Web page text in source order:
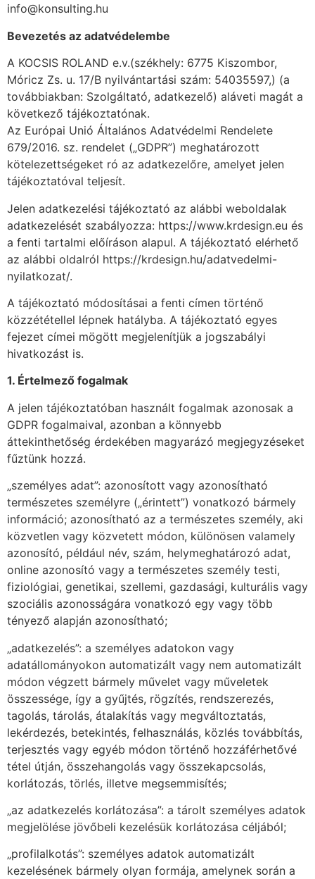
info@konsulting.hu
Bevezetés az adatvédelembe
A KOCSIS ROLAND e.v.(székhely: 6775 Kiszombor,
Móricz Zs. u. 17/B nyilvántartási szám: 54035597,) (a
továbbiakban: Szolgáltató, adatkezelő) aláveti magát a
következő tájékoztatónak.
Az Európai Unió Általános Adatvédelmi Rendelete
679/2016. sz. rendelet („GDPR”) meghatározott
kötelezettségeket ró az adatkezelőre, amelyet jelen
tájékoztatóval teljesít.
Jelen adatkezelési tájékoztató az alábbi weboldalak
adatkezelését szabályozza: https://www.krdesign.eu és
a fenti tartalmi előíráson alapul. A tájékoztató elérhető
az alábbi oldalról https://krdesign.hu/adatvedelmi-
nyilatkozat/.
A tájékoztató módosításai a fenti címen történő
közzététellel lépnek hatályba. A tájékoztató egyes
fejezet címei mögött megjelenítjük a jogszabályi
hivatkozást is.
1. Értelmező fogalmak
A jelen tájékoztatóban használt fogalmak azonosak a
GDPR fogalmaival, azonban a könnyebb
áttekinthetőség érdekében magyarázó megjegyzéseket
fűztünk hozzá.
„személyes adat”: azonosított vagy azonosítható
természetes személyre („érintett”) vonatkozó bármely
információ; azonosítható az a természetes személy, aki
közvetlen vagy közvetett módon, különösen valamely
azonosító, például név, szám, helymeghatározó adat,
online azonosító vagy a természetes személy testi,
fiziológiai, genetikai, szellemi, gazdasági, kulturális vagy
szociális azonosságára vonatkozó egy vagy több
tényező alapján azonosítható;
„adatkezelés”: a személyes adatokon vagy
adatállományokon automatizált vagy nem automatizált
módon végzett bármely művelet vagy műveletek
összessége, így a gyűjtés, rögzítés, rendszerezés,
tagolás, tárolás, átalakítás vagy megváltoztatás,
lekérdezés, betekintés, felhasználás, közlés továbbítás,
terjesztés vagy egyéb módon történő hozzáférhetővé
tétel útján, összehangolás vagy összekapcsolás,
korlátozás, törlés, illetve megsemmisítés;
„az adatkezelés korlátozása”: a tárolt személyes adatok
megjelölése jövőbeli kezelésük korlátozása céljából;
„profilalkotás”: személyes adatok automatizált
kezelésének bármely olyan formája, amelynek során a